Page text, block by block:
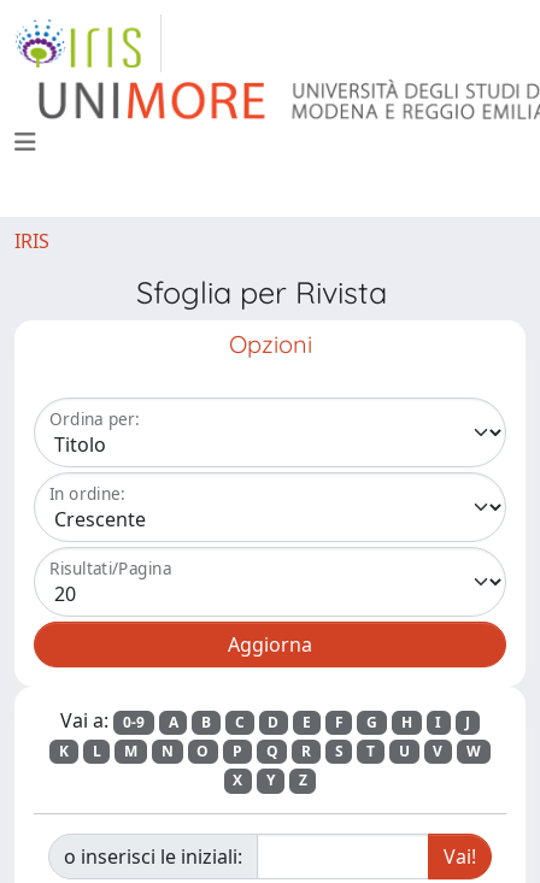
IRIS
Sfoglia per Rivista
Opzioni
Ordina per:
In ordine:
Risultati/Pagina
Vai a: 0-9 A B C D E F G H I
J
K
L M N O P Q R S T U V
W
X
Y Z
o inserisci le iniziali: